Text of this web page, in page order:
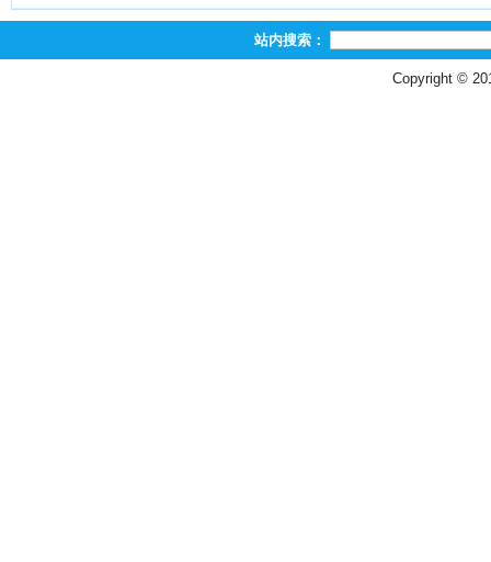
站内搜索：
Copyright ©